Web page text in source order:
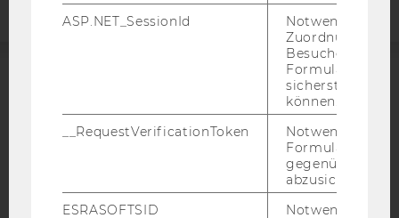
EQUIS AACSB
ASP.NET_SessionId
Notwendig, um
Zuordnung von
Besucher zu
sicherstellen zu
können.
__RequestVerificationToken
Notwendig, um
gegenüber
abzusichern.
ESRASOFTSID
Notwendig zur